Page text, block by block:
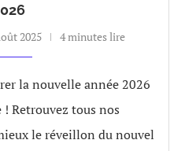
2025 4 minutes lire
la nouvelle année 2026
! Retrouvez tous nos
le réveillon du nouvel